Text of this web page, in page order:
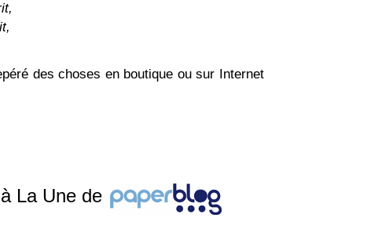
des choses en boutique ou sur Internet
La Une de